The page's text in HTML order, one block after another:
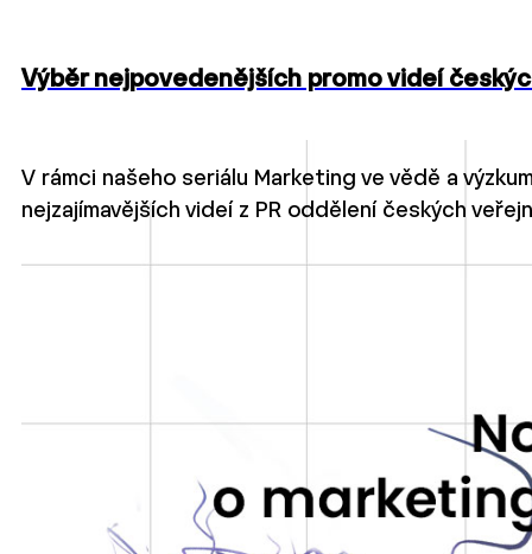
Výběr nejpovedenějších promo videí
V rámci našeho seriálu Marketing ve vědě a
nejzajímavějších videí z PR oddělení českých